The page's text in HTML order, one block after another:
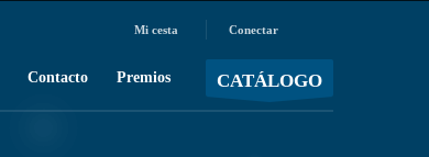
Conectar
Mi cesta
/ MOSTRAR CARRO
CATÁLOGO
Contacto Premios